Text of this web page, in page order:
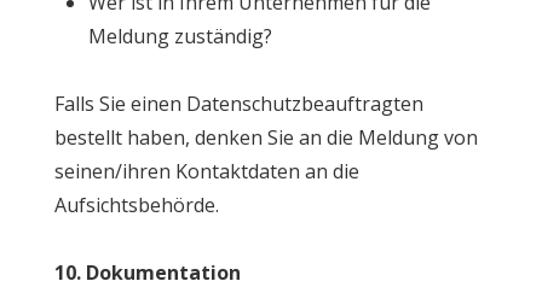
Meldung zuständig?
Falls Sie einen Datenschutzbeauftragten
bestellt haben, denken Sie an die Meldung von
seinen/ihren Kontaktdaten an die
Aufsichtsbehörde.
10. Dokumentation